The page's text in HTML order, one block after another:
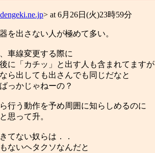
> at 6月26日(火)23時59分
を出さない人が極めて多い。
車線変更する際に
に「カチッ」と出す人も含まれてますが
ら出しても出さんでも同じだなと
っかじゃねーの？
行う動作を予め周囲に知らしめるのに
思って升。
てない奴らは．．
ないヘタクソなんだと